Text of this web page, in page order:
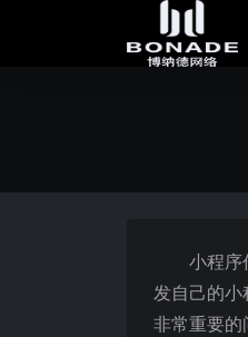
小程序
发自己的
非常重要的